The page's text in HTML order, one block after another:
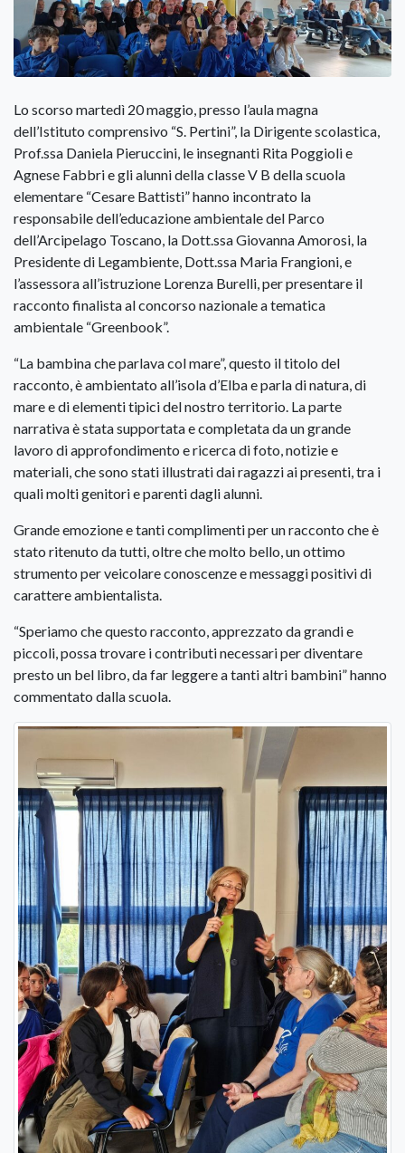
Lo scorso martedì 20 maggio, presso l’aula magna
dell’Istituto comprensivo “S. Pertini”, la Dirigente scolastica,
Prof.ssa Daniela Pieruccini, le insegnanti Rita Poggioli e
Agnese Fabbri e gli alunni della classe V B della scuola
elementare “Cesare Battisti” hanno incontrato la
responsabile dell’educazione ambientale del Parco
dell’Arcipelago Toscano, la Dott.ssa Giovanna Amorosi, la
Presidente di Legambiente, Dott.ssa Maria Frangioni, e
l’assessora all’istruzione Lorenza Burelli, per presentare il
racconto finalista al concorso nazionale a tematica
ambientale “Greenbook”.
“La bambina che parlava col mare”, questo il titolo del
racconto, è ambientato all’isola d’Elba e parla di natura, di
mare e di elementi tipici del nostro territorio. La parte
narrativa è stata supportata e completata da un grande
lavoro di approfondimento e ricerca di foto, notizie e
materiali, che sono stati illustrati dai ragazzi ai presenti, tra i
quali molti genitori e parenti dagli alunni.
Grande emozione e tanti complimenti per un racconto che è
stato ritenuto da tutti, oltre che molto bello, un ottimo
strumento per veicolare conoscenze e messaggi positivi di
carattere ambientalista.
“Speriamo che questo racconto, apprezzato da grandi e
piccoli, possa trovare i contributi necessari per diventare
presto un bel libro, da far leggere a tanti altri bambini” hanno
commentato dalla scuola.